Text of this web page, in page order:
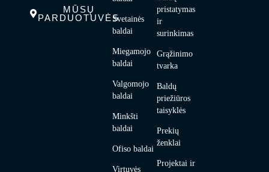
MŪSŲ
PARDUOTUVĖSSvetainės
baldai
Miegamojo
baldai
Valgomojo
baldai
Minkšti
baldai
Ofiso baldai
Virtuvės
pristatymas
ir
surinkimas
Grąžinimo
tvarka
Baldų
priežiūros
taisyklės
Prekių
ženklai
Projektai ir